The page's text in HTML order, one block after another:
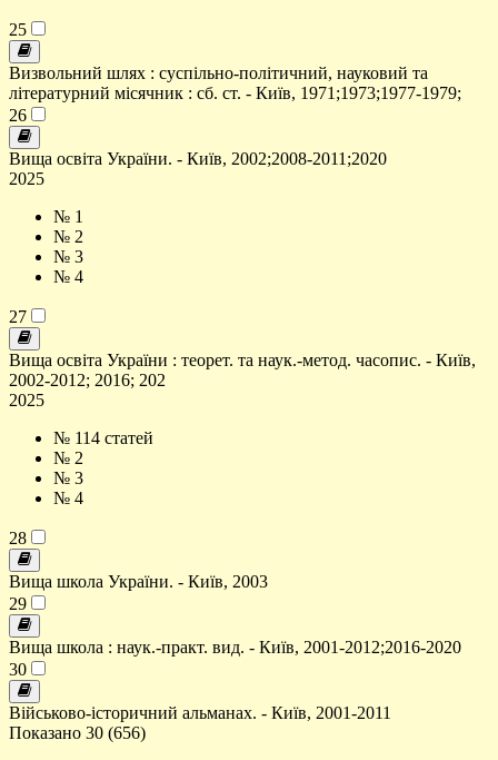
25
Визвольний шлях : суспільно-політичний, науковий та
літературний місячник : сб. ст. - Київ, 1971;1973;1977-1979;
26
Вища освіта України. - Київ, 2002;2008-2011;2020
2025
№ 1
№ 2
№ 3
№ 4
27
Вища освіта України : теорет. та наук.-метод. часопис. - Київ,
2002-2012; 2016; 202
2025
№ 114 статей
№ 2
№ 3
№ 4
28
Вища школа України. - Київ, 2003
29
Вища школа : наук.-практ. вид. - Київ, 2001-2012;2016-2020
30
Військово-історичний альманах. - Київ, 2001-2011
Показано 30 (656)